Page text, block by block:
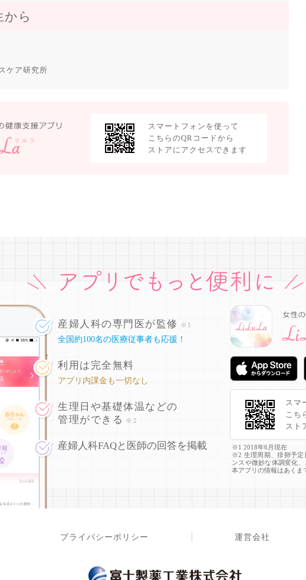
から
ケア研究所
スマートフォンを使って
こちらのQRコードから
ストアにアクセスできます
産婦人科の専門医が監修 ※1
全国約100名の医療従事者も応援！
利用は完全無料
アプリ内課金も一切なし
生理日や基礎体温などの
管理ができる
※2
産婦人科FAQと医師の回答を掲載
スマ
こち
スト
※1 2018年6月現在
※2 生理周期、排卵予定
ンスや微妙な体調変化
本アプリの情報はあくま
プライバシーポリシー 運営会社